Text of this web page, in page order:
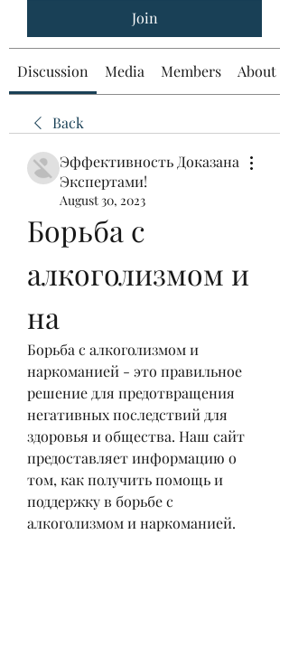
Join
Discussion Media Members About
Back
Эффективность Доказана
Экспертами!
August 30, 2023
Борьба с
алкоголизмом и
на
Борьба с алкоголизмом и
наркоманией - это правильное
решение для предотвращения
негативных последствий для
здоровья и общества. Наш сайт
предоставляет информацию о
том, как получить помощь и
поддержку в борьбе с
алкоголизмом и наркоманией.